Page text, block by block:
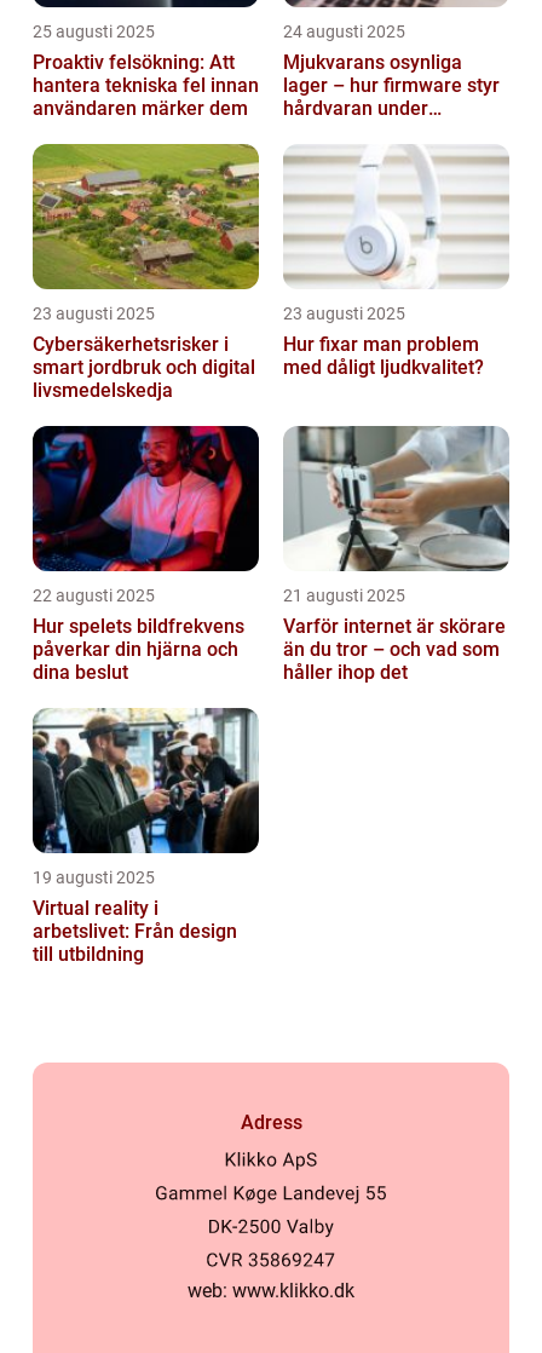
25 augusti 2025
Proaktiv felsökning: Att
hantera tekniska fel innan
användaren märker dem
24 augusti 2025
Mjukvarans osynliga
lager – hur firmware styr
hårdvaran under
23 augusti 2025
Cybersäkerhetsrisker i
smart jordbruk och digital
livsmedelskedja
23 augusti 2025
Hur fixar man problem
med dåligt ljudkvalitet?
22 augusti 2025
Hur spelets bildfrekvens
påverkar din hjärna och
dina beslut
21 augusti 2025
Varför internet är skörare
än du tror – och vad som
håller ihop det
19 augusti 2025
Virtual reality i
arbetslivet: Från design
till utbildning
Adress
web: www.klikko.dk